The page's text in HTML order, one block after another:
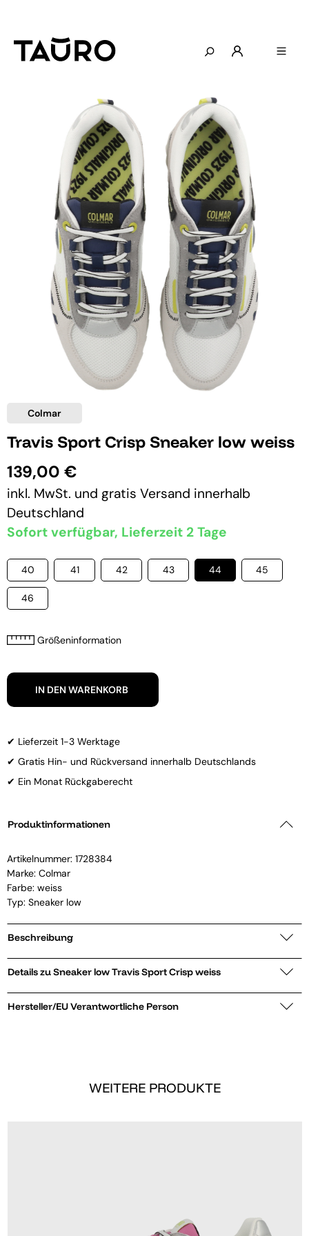
Colmar
Travis Sport Crisp Sneaker low weiss
139,00 €
inkl. MwSt. und gratis Versand innerhalb
Deutschland
Sofort verfügbar, Lieferzeit 2 Tage
40 41 42 43 44 45
46
Größeninformation
IN DEN WARENKORB
✔ Lieferzeit 1-3 Werktage
✔ Gratis Hin- und Rückversand innerhalb Deutschlands
✔ Ein Monat Rückgaberecht
Produktinformationen
Artikelnummer: 1728384
Marke: Colmar
Farbe: weiss
Typ: Sneaker low
Beschreibung
Details zu Sneaker low Travis Sport Crisp weiss
Hersteller/EU Verantwortliche Person
WEITERE PRODUKTE